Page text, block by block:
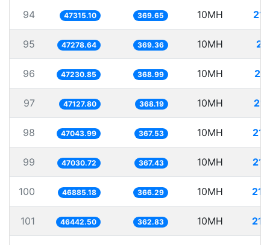
94 47315.10 369.65 10MH
95 47278.64 369.36 10MH
96 47230.85 368.99 10MH
97 47127.80 368.19 10MH
98 47043.99 367.53 10MH
99 47030.72 367.43 10MH
100 46885.18 366.29 10MH
101 46442.50 362.83 10MH